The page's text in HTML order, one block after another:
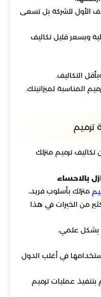
الأول للشركة بل تسعى
وبسعر قليل تكاليف
التكاليف.
المناسبة لميزانيتك.
ترميم
تكاليف ترميم منزلك
بالاحساء
منزلك بأسلوب فريد،
من الخبرات في هذا
بشكل علمي،
في أغلب الدول
بتنفيذ عمليات ترميم